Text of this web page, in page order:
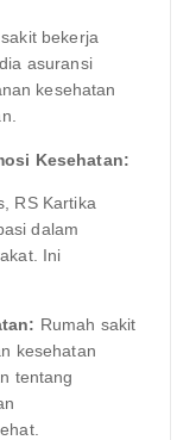
bekerja
asuransi
kesehatan
Kesehatan:
RS Kartika
dalam
Ini
Rumah sakit
kesehatan
tentang